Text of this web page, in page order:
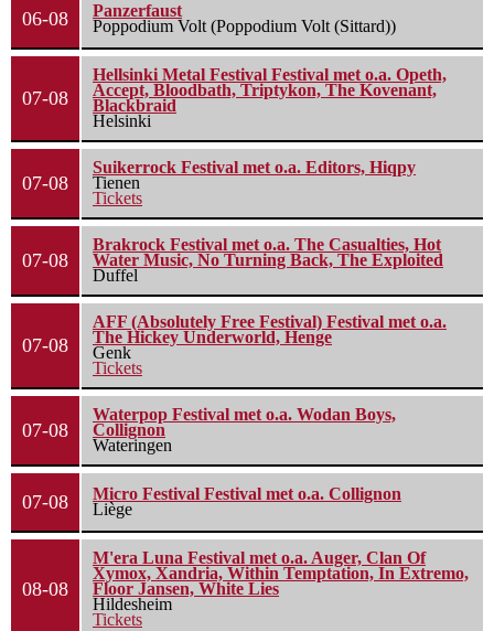
06-08
Panzerfaust
Poppodium Volt (Poppodium Volt (Sittard))
07-08
Hellsinki Metal Festival Festival met o.a. Opeth,
Accept, Bloodbath, Triptykon, The Kovenant,
Blackbraid
Helsinki
07-08
Suikerrock Festival met o.a. Editors, Hiqpy
Tienen
Tickets
07-08
Brakrock Festival met o.a. The Casualties, Hot
Water Music, No Turning Back, The Exploited
Duffel
07-08
AFF (Absolutely Free Festival) Festival met o.a.
The Hickey Underworld, Henge
Genk
Tickets
07-08
Waterpop Festival met o.a. Wodan Boys,
Collignon
Wateringen
07-08
Micro Festival Festival met o.a. Collignon
Liège
08-08
M'era Luna Festival met o.a. Auger, Clan Of
Xymox, Xandria, Within Temptation, In Extremo,
Floor Jansen, White Lies
Hildesheim
Tickets